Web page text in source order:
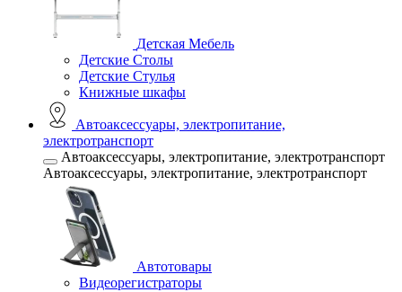
Детская Мебель
Детские Столы
Детские Стулья
Книжные шкафы
Автоаксессуары, электропитание,
электротранспорт
Автоаксессуары, электропитание, электротранспорт
Автоаксессуары, электропитание, электротранспорт
Автотовары
Видеорегистраторы